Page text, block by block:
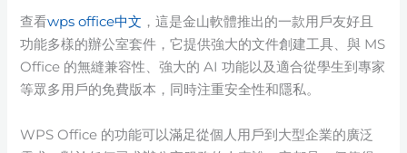
查看wps office中文 ，這是金山軟體推出的一款用戶友好且
功能多樣的辦公室套件，它提供強大的文件創建工具、與 MS
Office 的無縫兼容性、強大的 AI 功能以及適合從學生到專家
等眾多用戶的免費版本，同時注重安全性和隱私。
WPS Office 的功能可以滿足從個人用戶到大型企業的廣泛